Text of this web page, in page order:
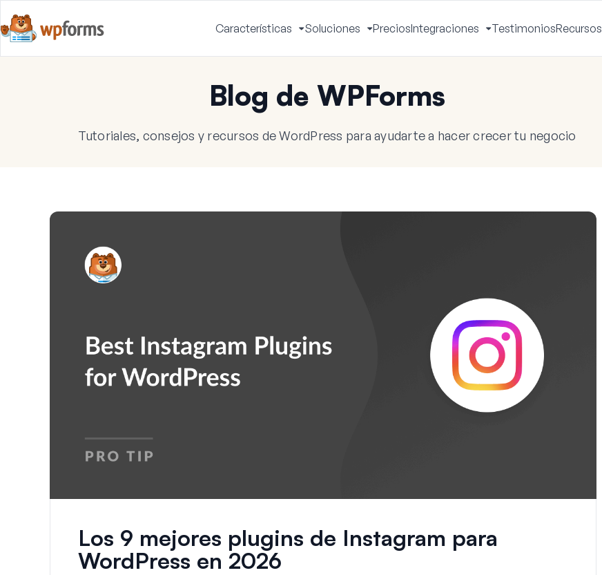
Características
Activar
menú
Soluciones
Activar
menú
PreciosIntegraciones
Activar
menú
TestimoniosRecursos
Blog de WPForms
Tutoriales, consejos y recursos de WordPress para ayudarte a hacer crecer tu negocio
Los 9 mejores plugins de Instagram para
WordPress en 2026